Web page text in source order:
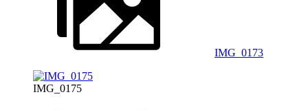
IMG_0173
IMG_0175